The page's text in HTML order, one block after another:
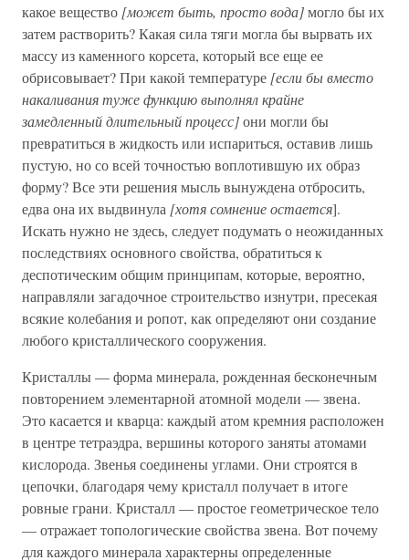
какое вещество [может быть, просто вода]могло бы их
затем растворить? Какая сила тяги могла бы вырвать их
массу из каменного корсета, который все еще ее
обрисовывает? При какой температуре [если бы вместо
накаливания туже функцию выполнял крайне
замедленный длительный процесс]они могли бы
превратиться в жидкость или испариться, оставив лишь
пустую, но со всей точностью воплотившую их образ
форму? Все эти решения мысль вынуждена отбросить,
едва она их выдвинула [хотя сомнение остается].
Искать нужно не здесь, следует подумать о неожиданных
последствиях основного свойства, обратиться к
деспотическим общим принципам, которые, вероятно,
направляли загадочное строительство изнутри, пресекая
всякие колебания и ропот, как определяют они создание
любого кристаллического сооружения.
Кристаллы — форма минерала, рожденная бесконечным
повторением элементарной атомной модели — звена.
Это касается и кварца: каждый атом кремния расположен
в центре тетраэдра, вершины которого заняты атомами
кислорода. Звенья соединены углами. Они строятся в
цепочки, благодаря чему кристалл получает в итоге
ровные грани. Кристалл — простое геометрическое тело
— отражает топологические свойства звена. Вот почему
для каждого минерала характерны определенные